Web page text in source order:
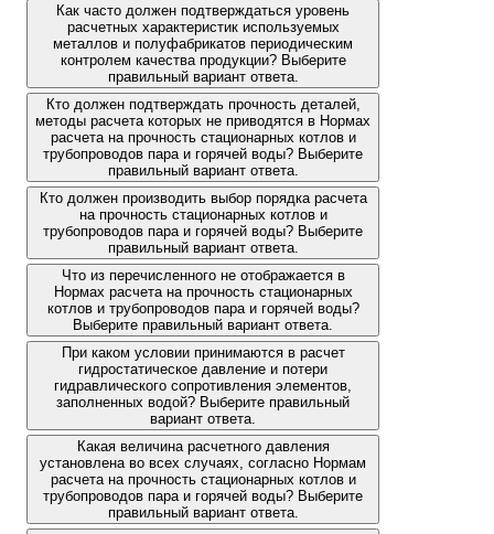
Как часто должен подтверждаться уровень
расчетных характеристик используемых
металлов и полуфабрикатов периодическим
контролем качества продукции? Выберите
правильный вариант ответа.
Кто должен подтверждать прочность деталей,
методы расчета которых не приводятся в Нормах
расчета на прочность стационарных котлов и
трубопроводов пара и горячей воды? Выберите
правильный вариант ответа.
Кто должен производить выбор порядка расчета
на прочность стационарных котлов и
трубопроводов пара и горячей воды? Выберите
правильный вариант ответа.
Что из перечисленного не отображается в
Нормах расчета на прочность стационарных
котлов и трубопроводов пара и горячей воды?
Выберите правильный вариант ответа.
При каком условии принимаются в расчет
гидростатическое давление и потери
гидравлического сопротивления элементов,
заполненных водой? Выберите правильный
вариант ответа.
Какая величина расчетного давления
установлена во всех случаях, согласно Нормам
расчета на прочность стационарных котлов и
трубопроводов пара и горячей воды? Выберите
правильный вариант ответа.